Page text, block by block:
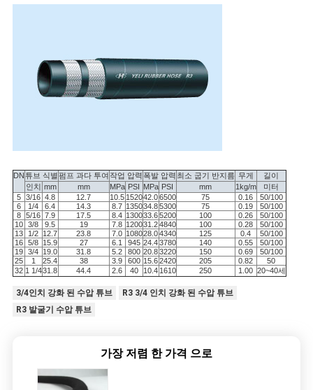
DN 튜브 식별 펌프 과다 투여 작업 압력 폭발 압력 최소 굽기 반지름 무게
길이
인치
mm mm MPa PSI MPa PSI mm 1kg/m
미터
5
3/16 4.8 12.7 10.5152042.06500 75 0.16
50/100
6
1/4 6.4 14.3 8.7 135034.85300 75 0.19
50/100
8
5/16 7.9 17.5 8.4 130033.65200 100 0.26
50/100
10
3/8 9.5 19 7.8 120031.24840 100 0.28
50/100
13
1/2 12.7 23.8 7.0 108028.04340 125 0.4
50/100
16
5/8 15.9 27 6.1 945 24.43780 140 0.55
50/100
19
3/4 19.0 31.8 5.2 800 20.83220 150 0.69
50/100
25
1 25.4 38 3.9 600 15.62420 205 0.82
50
32 1 1/431.8 44.4 2.6 40 10.41610 250 1.00 20~40세
3/4인치 강화 된 수압 튜브
R3 3/4 인치 강화 된 수압 튜브
R3 발굴기 수압 튜브
가장 저렴 한 가격 으로